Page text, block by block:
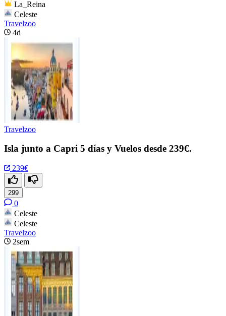
La_Reina
Celeste
Travelzoo
4d
Travelzoo
Isla junto a Capri 5 días y Vuelos desde 239€.
239€
299
0
Celeste
Celeste
Travelzoo
2sem